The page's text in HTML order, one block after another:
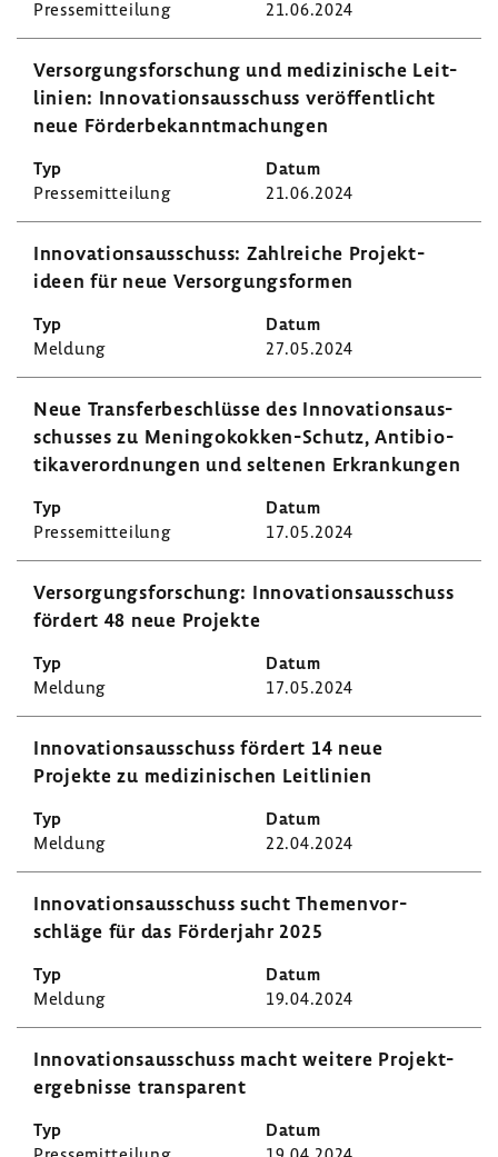
Pres­se­mit­tei­lung 21.06.2024
Versor­gungs­for­schung und medi­zi­ni­sche Leit­
li­nien: Inno­va­ti­ons­aus­schuss veröf­fent­licht
neue Förder­be­kannt­ma­chungen
Pres­se­mit­tei­lung 21.06.2024
Inno­va­ti­ons­aus­schuss: Zahl­reiche Projekt­
ideen für neue Versor­gungs­formen
Meldung 27.05.2024
Neue Trans­fer­be­schlüsse des Inno­va­ti­ons­aus­
schusses zu Meningokokken-​Schutz, Anti­bio­
ti­ka­ver­ord­nungen und seltenen Erkran­kungen
Pres­se­mit­tei­lung 17.05.2024
Versor­gungs­for­schung: Inno­va­ti­ons­aus­schuss
fördert 48 neue Projekte
Meldung 17.05.2024
Inno­va­ti­ons­aus­schuss fördert 14 neue
Projekte zu medi­zi­ni­schen Leit­li­nien
Meldung 22.04.2024
Inno­va­ti­ons­aus­schuss sucht Themen­vor­
schläge für das Förder­jahr 2025
Meldung 19.04.2024
Inno­va­ti­ons­aus­schuss macht weitere Projekt­
er­geb­nisse trans­pa­rent